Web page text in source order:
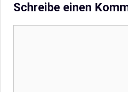
Schreibe einen